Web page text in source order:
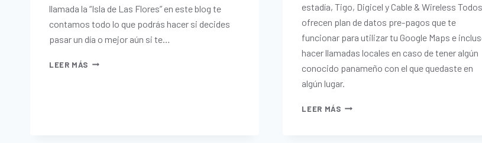
llamada la “Isla de Las Flores” en este blog te
contamos todo lo que podrás hacer si decides
pasar un día o mejor aún si te…
LEER MÁS
estadía, Tigo, Digicel y Cable & Wireless Todos
ofrecen plan de datos pre-pagos que te
funcionar para utilizar tu Google Maps e
hacer llamadas locales en caso de tener algún
conocido panameño con el que quedaste en
algún lugar.
LEER MÁS